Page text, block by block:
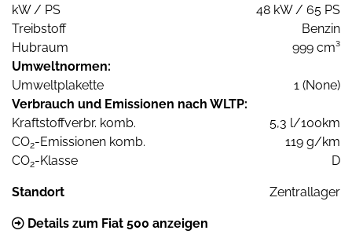
kW / PS
48 kW / 65 PS
Treibstoff
Benzin
Hubraum
999 cm³
Umweltnormen:
Umweltplakette
1 (None)
Verbrauch und Emissionen nach WLTP:
Kraftstoffverbr. komb.
5,3 l/100km
CO2-Emissionen komb.
119 g/km
CO2-Klasse D
Standort Zentrallager
Details zum Fiat 500 anzeigen